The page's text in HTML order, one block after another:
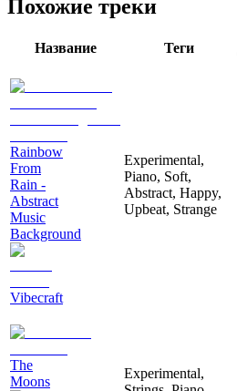
Похожие треки
Название Теги
Rainbow
From
Rain -
Abstract
Music
Background
Vibecraft
Experimental,
Piano, Soft,
Abstract, Happy,
Upbeat, Strange
The
Moons
Experimental,